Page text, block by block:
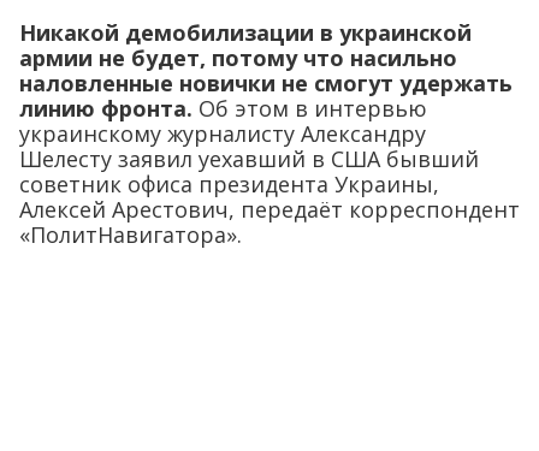
Никакой демобилизации в украинской
армии не будет, потому что насильно
наловленные новички не смогут удержать
линию фронта. Об этом в интервью
украинскому журналисту Александру
Шелесту заявил уехавший в США бывший
советник офиса президента Украины,
Алексей Арестович, передаёт корреспондент
«ПолитНавигатора».